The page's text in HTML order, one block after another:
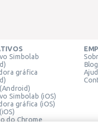
Simbolab
gráfica
Simbolab (iOS)
gráfica (iOS)
do Chrome
Blog